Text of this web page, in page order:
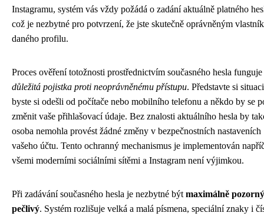
Instagramu, systém vás vždy požádá o zadání aktuálně platného
což je nezbytné pro potvrzení, že jste skutečně oprávněným
daného profilu.
Proces ověření totožnosti prostřednictvím současného hesla
důležitá pojistka proti neoprávněnému přístupu. Představte si
byste si odešli od počítače nebo mobilního telefonu a někdo by se
změnit vaše přihlašovací údaje. Bez znalosti aktuálního hesla by
osoba nemohla provést žádné změny v bezpečnostních nastaveních
vašeho účtu. Tento ochranný mechanismus je implementován
všemi moderními sociálními sítěmi a Instagram není výjimkou.
Při zadávání současného hesla je nezbytné být maximálně
pečlivý. Systém rozlišuje velká a malá písmena, speciální znaky i